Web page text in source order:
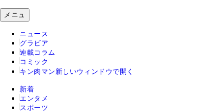
メニュ
ニュース
グラビア
連載コラム
コミック
キン肉マン 新しいウィンドウで開く
新着
エンタメ
スポーツ